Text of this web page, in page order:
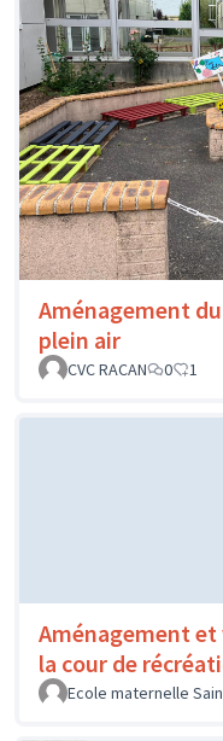
Aménagement
plein air
CVC RACAN
0 1
Aménagement
la cour de
Ecole maternelle